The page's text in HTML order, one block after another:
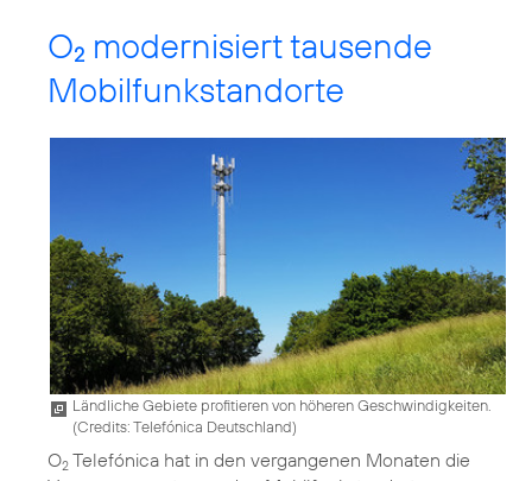
O2 modernisiert tausende
Mobilfunkstandorte
Ländliche Gebiete profitieren von höheren Geschwindigkeiten.
(Credits: Telefónica Deutschland)
O2 Telefónica hat in den vergangenen Monaten die